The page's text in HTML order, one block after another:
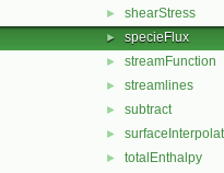
► shearStress
► specieFlux
► streamFunction
► streamlines
► subtract
►
► totalEnthalpy